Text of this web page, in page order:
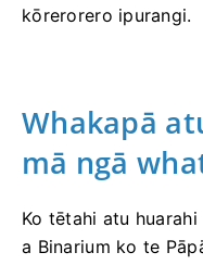
kōrerorero ipurangi.
Whakapā
mā ngā
Ko tētahi atu
a Binarium ko te